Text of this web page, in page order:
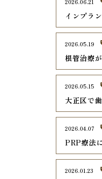
インプラ
2026.06.21
根管治療
2026.05.19
大正区で
2026.05.15
PRP療法
2026.04.07
2026.01.23